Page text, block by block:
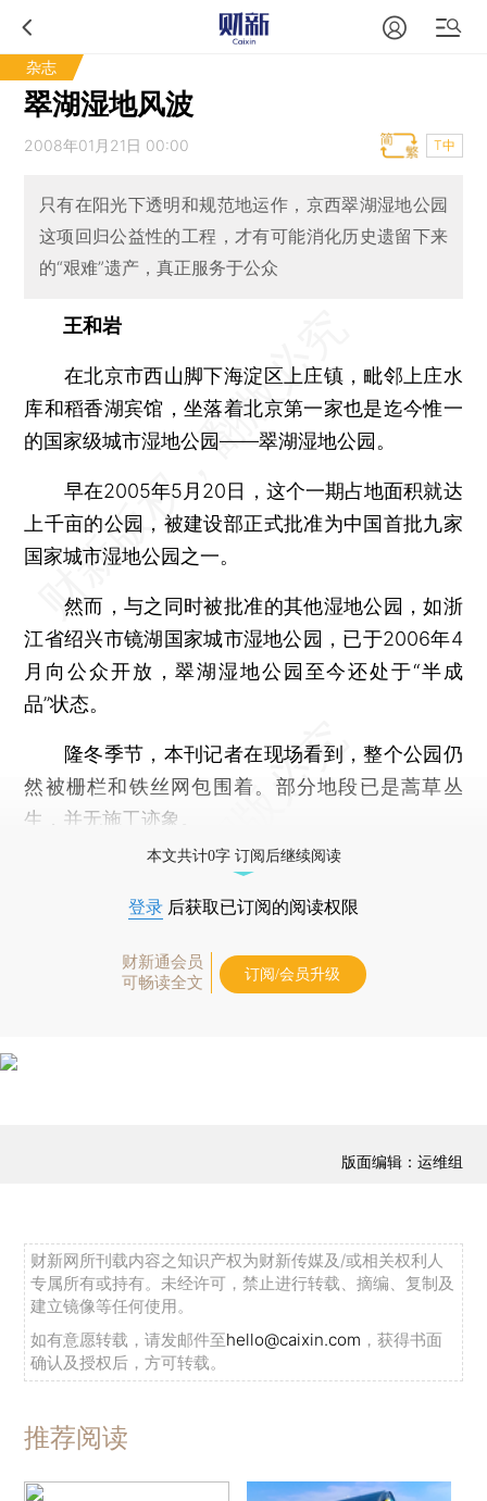
杂志
翠湖湿地风波
2008年01月21日 00:00 T中
只有在阳光下透明和规范地运作，京西翠湖湿地公园
这项回归公益性的工程，才有可能消化历史遗留下来
的“艰难”遗产，真正服务于公众
王和岩
在北京市西山脚下海淀区上庄镇，毗邻上庄水
库和稻香湖宾馆，坐落着北京第一家也是迄今惟一
的国家级城市湿地公园——翠湖湿地公园。
早在2005年5月20日，这个一期占地面积就达
上千亩的公园，被建设部正式批准为中国首批九家
国家城市湿地公园之一。
然而，与之同时被批准的其他湿地公园，如浙
江省绍兴市镜湖国家城市湿地公园，已于2006年4
月向公众开放，翠湖湿地公园至今还处于“半成
品”状态。
隆冬季节，本刊记者在现场看到，整个公园仍
然被栅栏和铁丝网包围着。部分地段已是蒿草丛
生，并无施工迹象。
本文共计0字 订阅后继续阅读
登录 后获取已订阅的阅读权限
财新通会员
可畅读全文
订阅/会员升级
版面编辑：运维组
财新网所刊载内容之知识产权为财新传媒及/或相关权利人
专属所有或持有。未经许可，禁止进行转载、摘编、复制及
建立镜像等任何使用。
如有意愿转载，请发邮件至hello@caixin.com ，获得书面
确认及授权后，方可转载。
推荐阅读